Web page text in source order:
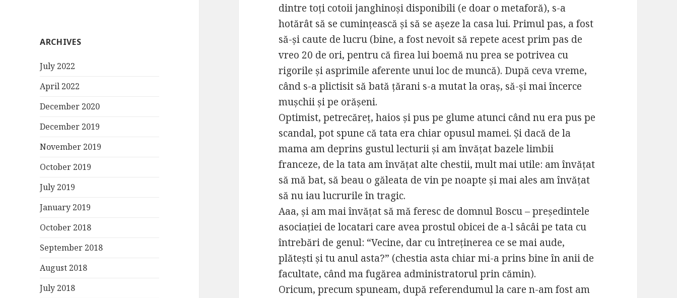
ARCHIVES
July 2022
April 2022
December 2020
December 2019
November 2019
October 2019
July 2019
January 2019
October 2018
September 2018
August 2018
July 2018
dintre toți cotoii janghinoși disponibili (e doar o metaforă), s-a
hotărât să se cumințească și să se așeze la casa lui. Primul pas, a fost
să-și caute de lucru (bine, a fost nevoit să repete acest prim pas de
vreo 20 de ori, pentru că firea lui boemă nu prea se potrivea cu
rigorile și asprimile aferente unui loc de muncă). După ceva vreme,
când s-a plictisit să bată țărani s-a mutat la oraș, să-și mai încerce
mușchii și pe orășeni.
Optimist, petrecăreț, haios și pus pe glume atunci când nu era pus pe
scandal, pot spune că tata era chiar opusul mamei. Și dacă de la
mama am deprins gustul lecturii și am învățat bazele limbii
franceze, de la tata am învățat alte chestii, mult mai utile: am învățat
să mă bat, să beau o găleata de vin pe noapte și mai ales am învățat
să nu iau lucrurile în tragic.
Aaa, și am mai învățat să mă feresc de domnul Boscu – președintele
asociației de locatari care avea prostul obicei de a-l sâcâi pe tata cu
întrebări de genul: “Vecine, dar cu întreținerea ce se mai aude,
plătești și tu anul asta?” (chestia asta chiar mi-a prins bine în anii de
facultate, când ma fugărea administratorul prin cămin).
Oricum, precum spuneam, după referendumul la care n-am fost am